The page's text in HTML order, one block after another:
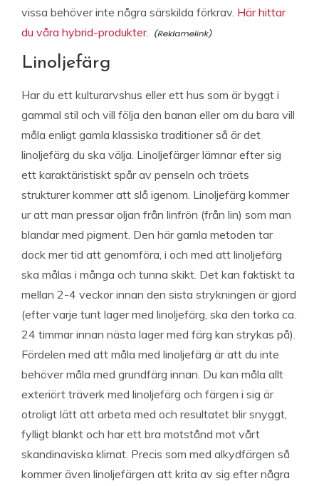
vissa behöver inte några särskilda förkrav. Här hittar
du våra hybrid-produkter.
Linoljefärg
Har du ett kulturarvshus eller ett hus som är byggt i
gammal stil och vill följa den banan eller om du bara vill
måla enligt gamla klassiska traditioner så är det
linoljefärg du ska välja. Linoljefärger lämnar efter sig
ett karaktäristiskt spår av penseln och träets
strukturer kommer att slå igenom. Linoljefärg kommer
ur att man pressar oljan från linfrön (från lin) som man
blandar med pigment. Den här gamla metoden tar
dock mer tid att genomföra, i och med att linoljefärg
ska målas i många och tunna skikt. Det kan faktiskt ta
mellan 2-4 veckor innan den sista strykningen är gjord
(efter varje tunt lager med linoljefärg, ska den torka ca.
24 timmar innan nästa lager med färg kan strykas på).
Fördelen med att måla med linoljefärg är att du inte
behöver måla med grundfärg innan. Du kan måla allt
exteriört träverk med linoljefärg och färgen i sig är
otroligt lätt att arbeta med och resultatet blir snyggt,
fylligt blankt och har ett bra motstånd mot vårt
skandinaviska klimat. Precis som med alkydfärgen så
kommer även linoljefärgen att krita av sig efter några